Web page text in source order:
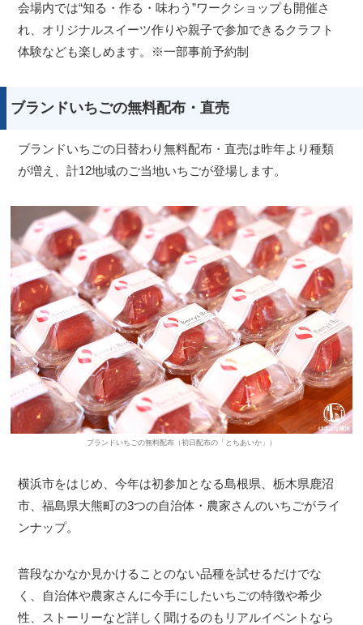
会場内では“知る・作る・味わう”ワークショップも開催さ
れ、オリジナルスイーツ作りや親子で参加できるクラフト
体験なども楽しめます。※一部事前予約制
ブランドいちごの無料配布・直売
ブランドいちごの日替わり無料配布・直売は昨年より種類
が増え、計12地域のご当地いちごが登場します。
ブランドいちごの無料配布（初日配布の「とちあいか」）
横浜市をはじめ、今年は初参加となる島根県、栃木県鹿沼
市、福島県大熊町の3つの自治体・農家さんのいちごがライ
ンナップ。
普段なかなか見かけることのない品種を試せるだけでな
く、自治体や農家さんに今手にしたいちごの特徴や希少
性、ストーリーなど詳しく聞けるのもリアルイベントなら